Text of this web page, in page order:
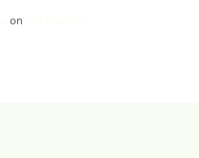
on